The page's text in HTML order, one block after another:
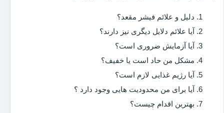
دلیل و علائم فیشر مقعد؟
آیا علائم دلایل دیگری نیز دارند؟
آیا آزمایش ضروری است؟
مشکل من حاد است یا خفیف؟
آیا رژیم غذایی لازم است؟
آیا برای من محدودیت هایی وجود دارد ؟
بهترین اقدام چیست؟